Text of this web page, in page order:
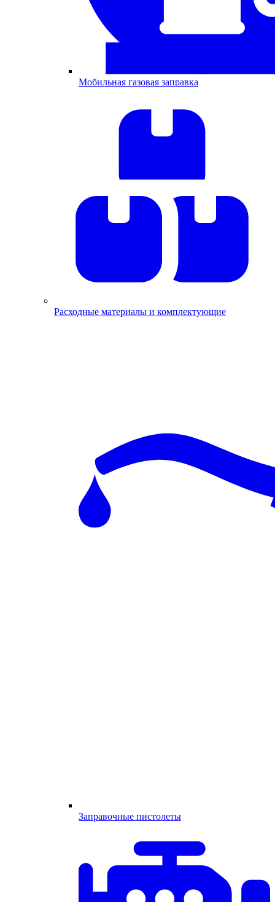
Мобильная газовая заправка
Расходные материалы и комплектующие
Заправочные пистолеты